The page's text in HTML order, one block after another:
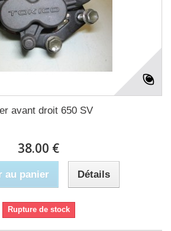
avant droit 650 SV
38.00 €
au panier Détails
Rupture de stock